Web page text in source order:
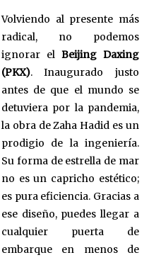
Volviendo al presente más
radical, no podemos
ignorar el Beijing Daxing
(PKX). Inaugurado justo
antes de que el mundo se
detuviera por la pandemia,
la obra de Zaha Hadid es un
prodigio de la ingeniería.
Su forma de estrella de mar
no es un capricho estético;
es pura eficiencia. Gracias a
ese diseño, puedes llegar a
cualquier puerta de
embarque en menos de